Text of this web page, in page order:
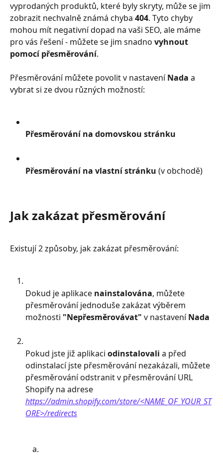
vyprodaných produktů, které byly skryty, může se jim
zobrazit nechvalně známá chyba 404. Tyto chyby
mohou mít negativní dopad na vaši SEO, ale máme
pro vás řešení - můžete se jim snadno vyhnout
pomocí přesměrování.
Přesměrování můžete povolit v nastavení Nada a
vybrat si ze dvou různých možností:
Přesměrování na domovskou stránku
Přesměrování na vlastní stránku (v obchodě)
Jak zakázat přesměrování
Existují 2 způsoby, jak zakázat přesměrování:
Dokud je aplikace nainstalována, můžete
přesměrování jednoduše zakázat výběrem
možnosti "Nepřesměrovávat" v nastavení Nada
Pokud jste již aplikaci odinstalovali a před
odinstalací jste přesměrování nezakázali, můžete
přesměrování odstranit v přesměrování URL
Shopify na adrese
https://admin.shopify.com/store/<NAME_OF_YOUR_ST
ORE>/redirects